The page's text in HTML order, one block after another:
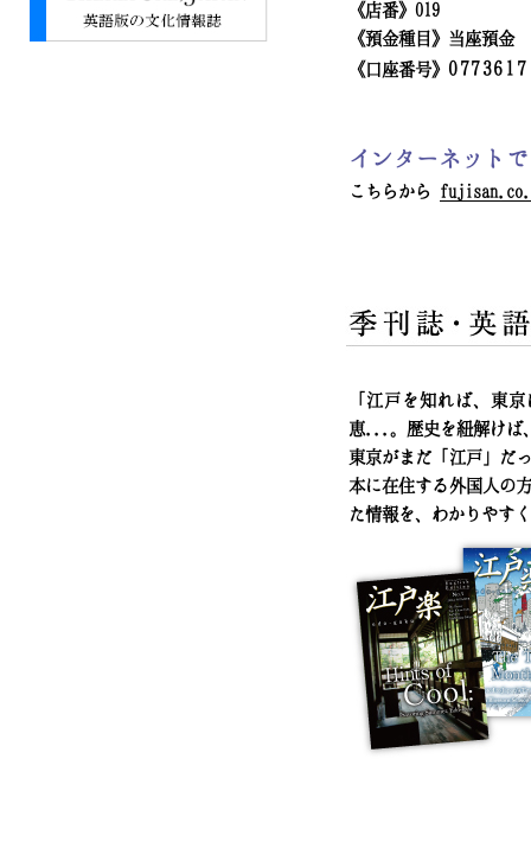
《店番》019
《預金種目》当座預金
《口座番号》 0773617
インターネット
こちらから
「江戸を知れば、東
恵...。歴史を紐解けば
東京がまだ「江戸」だ
本に在住する外国人の
た情報を、わかりやす